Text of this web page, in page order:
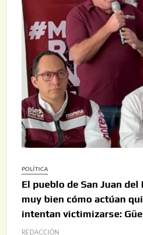
POLÍTICA
El pueblo de San Juan del
muy bien cómo actúan
intentan victimizarse:
REDACCIÓN